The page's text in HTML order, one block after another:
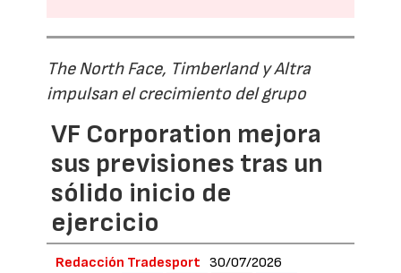
The North Face, Timberland y Altra
impulsan el crecimiento del grupo
VF Corporation mejora
sus previsiones tras un
sólido inicio de
ejercicio
Redacción Tradesport 30/07/2026